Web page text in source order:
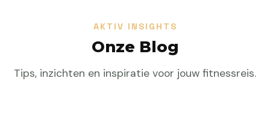
AKTIV INSIGHTS
Onze Blog
Tips, inzichten en inspiratie voor jouw fitnessreis.